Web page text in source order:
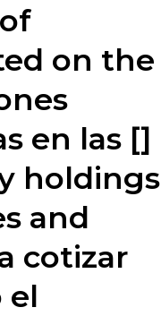
on the
en las []
holdings
and
cotizar
el